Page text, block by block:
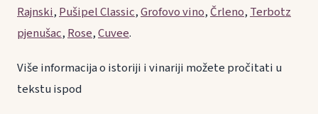
Rajnski,Pušipel Classic,Grofovo vino,Črleno,Terbotz
pjenušac,Rose,Cuvee.
Više informacija o istoriji i vinariji možete pročitati u
tekstu ispod